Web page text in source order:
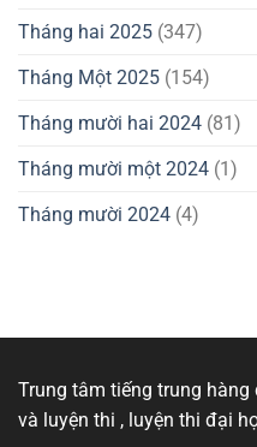
Tháng hai 2025 (347)
Tháng Một 2025 (154)
Tháng mười hai 2024 (81)
Tháng mười một 2024 (1)
Tháng mười 2024 (4)
Trung tâm tiếng trung
và luyện thi , luyện thi đại